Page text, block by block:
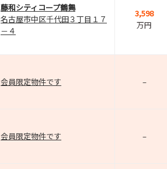
藤和シティコープ鶴舞
名古屋市中区千代田３丁目１７
－４
3,598
万円
会員限定物件です
–
会員限定物件です
–